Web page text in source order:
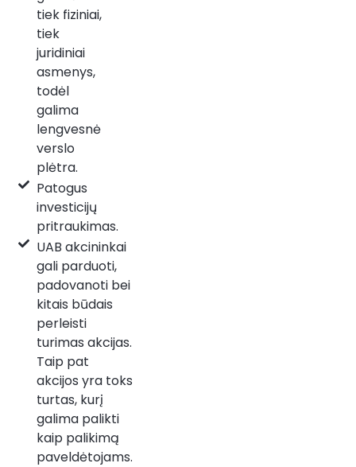
tiek fiziniai,
tiek
juridiniai
asmenys,
todėl
galima
lengvesnė
verslo
plėtra.
Patogus
investicijų
pritraukimas.
UAB akcininkai
gali parduoti,
padovanoti bei
kitais būdais
perleisti
turimas akcijas.
Taip pat
akcijos yra toks
turtas, kurį
galima palikti
kaip palikimą
paveldėtojams.